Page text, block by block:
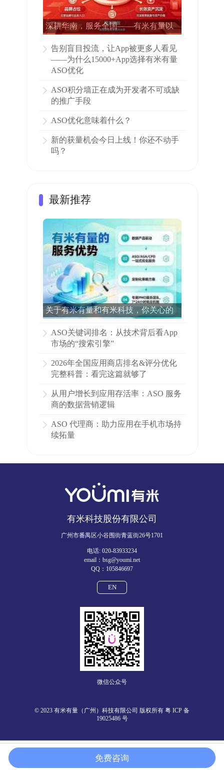
深耕华南，服务全国——有米有量以
告别盲目投流，让App被更多人看见
——为什么15000+App选择有米有量
ASO优化
ASO积分墙正在成为开发者不可或缺
的推广手段
ASO优化意味着什么？
新的获量机会今日上线！你还不动手
吗？
最新推荐
关于有米有量和有米科技，你关心的
ASO关键词排名：从技术背后看App
市场的“搜索引擎”
2026年全国应用商店排名&评分优化
完整科普：看完这篇就够了
从用户增长到应用存活率：ASO 服务
商的数据营销逻辑
ASO 代理商：助力应用在手机市场持
续拓量
有米科技股份有限公司
广州市番禺区小谷围街青蓝街26号1701
电话: 020-83933234
email：bsg@youmi.net
QQ：105846697
EN
微信公众号
© 2023 有米有量（广州）科技有限公司 版权所有 粤 ICP 备
19025486 号
在线客服 热线咨询 流量优势 ASA服务
免费咨询